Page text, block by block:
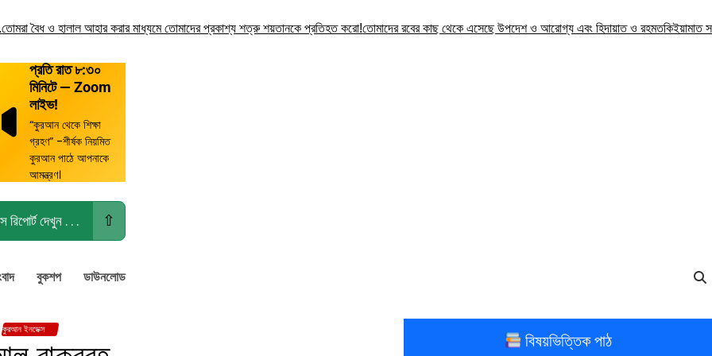
ও হালাল আহার করার মাধ্যমে তোমাদের প্রকাশ্য শত্রু শয়তানকে প্রতিহত করো!তোমাদের রবের কাছ থেকে এসেছে উপদেশ ও আরোগ্য এবং হিদায়াত ও রহমতকিইয়ামাত সম্পর্কে
প্রতি রাত ৮:৩০
মিনিটে — Zoom
লাইভ!
“কুরআন থেকে শিক্ষা
গ্রহণ” -শীর্ষক নিয়মিত
কুরআন পাঠে আপনাকে
আমন্ত্রণ।
রিপোর্ট দেখুন . . . ⇧
বুকশপ ডাউনলোড
কুরআন ইনডেক্স
বিষয়ভিত্তিক পাঠ